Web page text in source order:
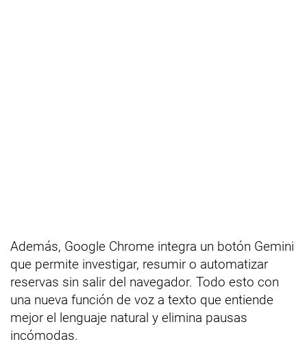
Además, Google Chrome integra un botón Gemini
que permite investigar, resumir o automatizar
reservas sin salir del navegador. Todo esto con
una nueva función de voz a texto que entiende
mejor el lenguaje natural y elimina pausas
incómodas.